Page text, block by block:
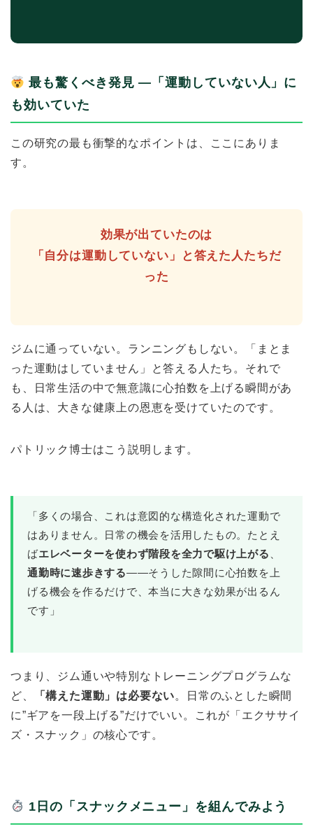
最も驚くべき発見 ―「運動していない人」に
も効いていた
この研究の最も衝撃的なポイントは、ここにありま
す。
効果が出ていたのは
「自分は運動していない」と答えた人たちだ
った
ジムに通っていない。ランニングもしない。「まとま
った運動はしていません」と答える人たち。それで
も、日常生活の中で無意識に心拍数を上げる瞬間があ
る人は、大きな健康上の恩恵を受けていたのです。
パトリック博士はこう説明します。
「多くの場合、これは意図的な構造化された運動で
はありません。日常の機会を活用したもの。たとえ
ばエレベーターを使わず階段を全力で駆け上がる
通勤時に速歩きする――そうした隙間に心拍数を上
げる機会を作るだけで、本当に大きな効果が出るん
です」
つまり、ジム通いや特別なトレーニングプログラムな
ど、
「構えた運動」は必要ない。日常のふとした瞬間
に”ギアを一段上げる”だけでいい。これが「エクササイ
ズ・スナック」の核心です。
1日の「スナックメニュー」を組んでみよう